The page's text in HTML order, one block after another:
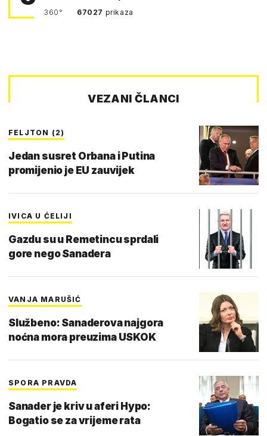
360° 67027 prikaza
VEZANI ČLANCI
FELJTON (2)
Jedan susret Orbana i Putina
promijenio je EU zauvijek
IVICA U ĆELIJI
Gazdu su u Remetincu sprdali
gore nego Sanadera
VANJA MARUŠIĆ
Službeno: Sanaderova najgora
noćna mora preuzima USKOK
SPORA PRAVDA
Sanader je kriv u aferi Hypo:
Bogatio se za vrijeme rata